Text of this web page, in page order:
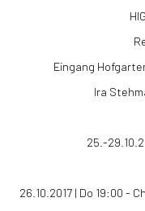
Eingang
Ira
25.-
26.10.2017 | Do 19:00 -